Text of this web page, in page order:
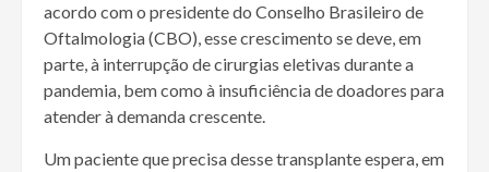
acordo com o presidente do Conselho Brasileiro de
Oftalmologia (CBO), esse crescimento se deve, em
parte, à interrupção de cirurgias eletivas durante a
pandemia, bem como à insuficiência de doadores para
atender à demanda crescente.
Um paciente que precisa desse transplante espera, em